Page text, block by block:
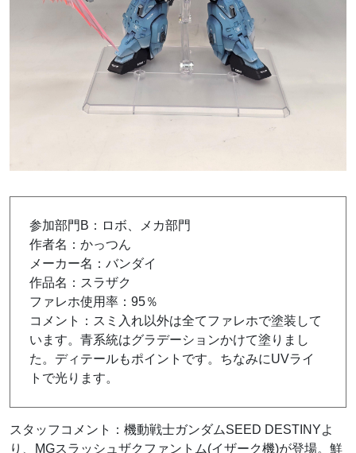
参加部門B：ロボ、メカ部門
作者名：かっつん
メーカー名：バンダイ
作品名：スラザク
ファレホ使用率：95％
コメント：スミ入れ以外は全てファレホで塗装して
います。青系統はグラデーションかけて塗りまし
た。ディテールもポイントです。ちなみにUVライ
トで光ります。
スタッフコメント：機動戦士ガンダムSEED DESTINYよ
り、MGスラッシュザクファントム(イザーク機)が登場。鮮